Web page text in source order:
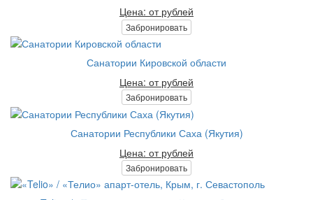
Цена: от рублей
Забронировать
Санатории Кировской области
Цена: от рублей
Забронировать
Санатории Республики Саха (Якутия)
Цена: от рублей
Забронировать